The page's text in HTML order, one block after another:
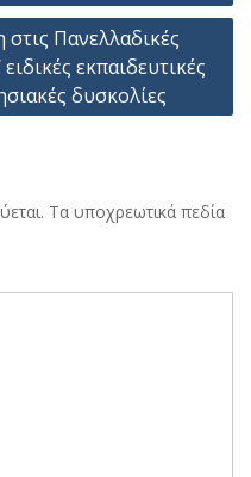
Πανελλαδικές
εκπαιδευτικές
δυσκολίες
Τα υποχρεωτικά πεδία